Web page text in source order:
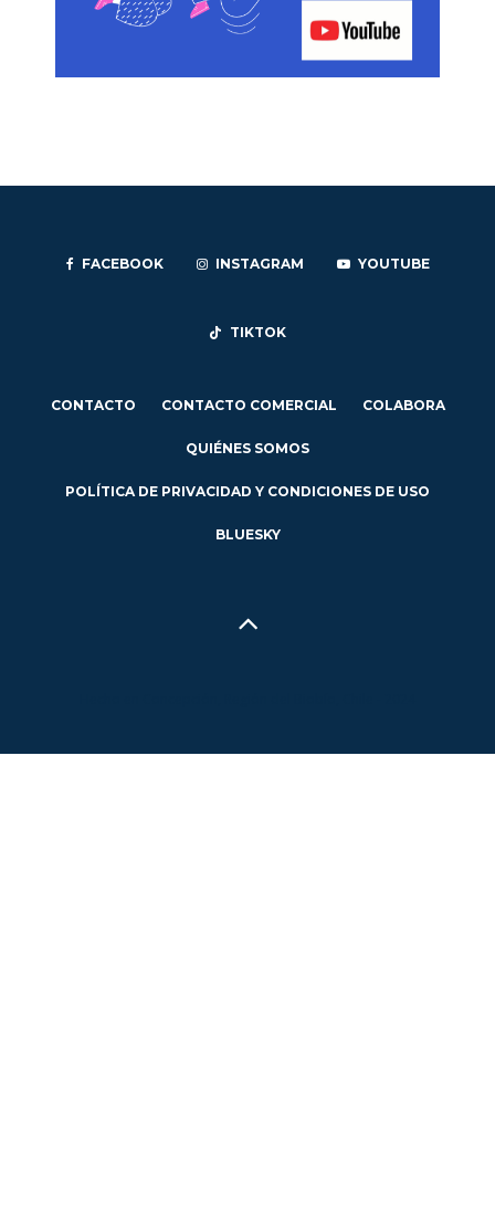
FACEBOOK INSTAGRAM YOUTUBE
TIKTOK
CONTACTO CONTACTO COMERCIAL COLABORA
QUIÉNES SOMOS
POLÍTICA DE PRIVACIDAD Y CONDICIONES DE USO
BLUESKY